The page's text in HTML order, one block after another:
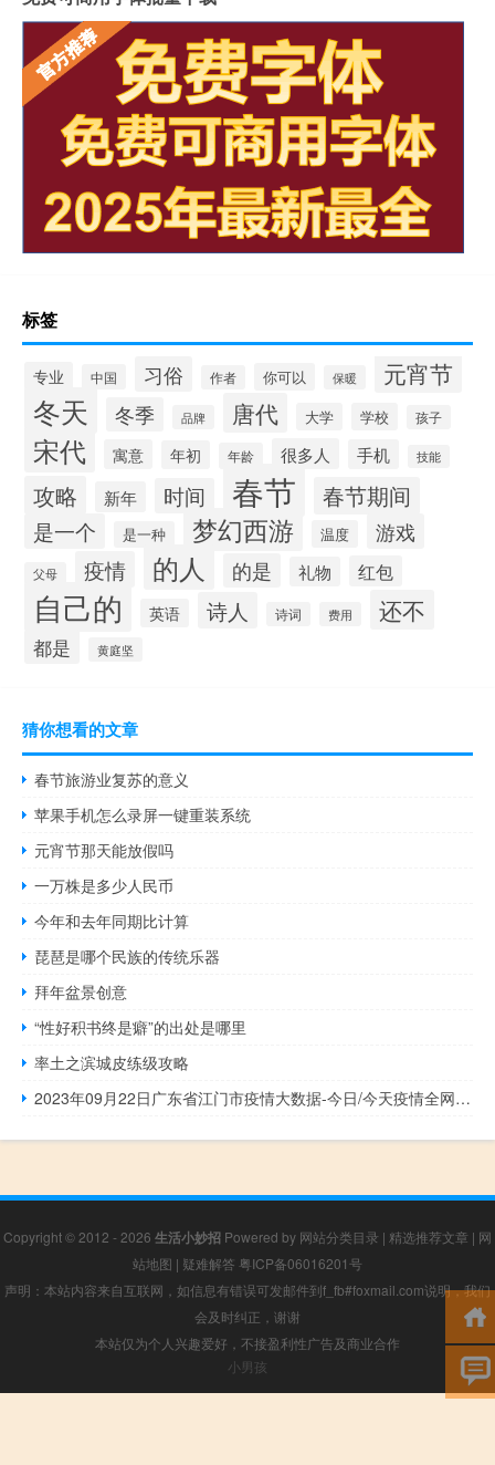
标签
专业 中国 习俗 作者 你可以 保暖 元宵节
冬天 冬季 品牌 唐代 大学 学校 孩子
宋代 寓意 年初 年龄 很多人 手机 技能
攻略 新年 时间 春节 春节期间
是一个 是一种 梦幻西游 温度 游戏
父母 疫情 的人 的是 礼物 红包
自己的 英语 诗人 诗词 费用 还不
都是 黄庭坚
猜你想看的文章
春节旅游业复苏的意义
苹果手机怎么录屏一键重装系统
元宵节那天能放假吗
一万株是多少人民币
今年和去年同期比计算
琵琶是哪个民族的传统乐器
拜年盆景创意
“性好积书终是癖”的出处是哪里
率土之滨城皮练级攻略
2023年09月22日广东省江门市疫情大数据-今日/今天疫情全网搜索最新实时消息动态情况通知播报
Copyright © 2012 - 2026 生活小妙招 Powered by 网站分类目录 | 精选推荐文章 | 网
站地图 | 疑难解答 粤ICP备06016201号
声明：本站内容来自互联网，如信息有错误可发邮件到f_fb#foxmail.com说明，我们
会及时纠正，谢谢
本站仅为个人兴趣爱好，不接盈利性广告及商业合作
小男孩